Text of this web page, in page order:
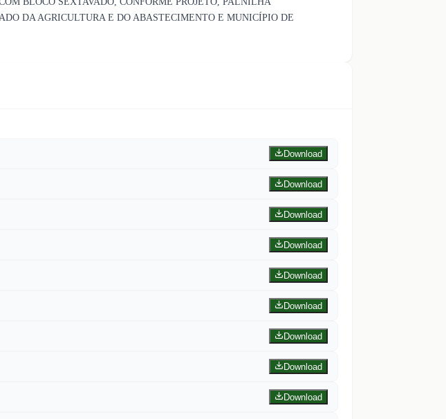
DA AGRICULTURA E DO ABASTECIMENTO E MUNICÍPIO DE
Download
Download
Download
Download
Download
Download
Download
Download
Download